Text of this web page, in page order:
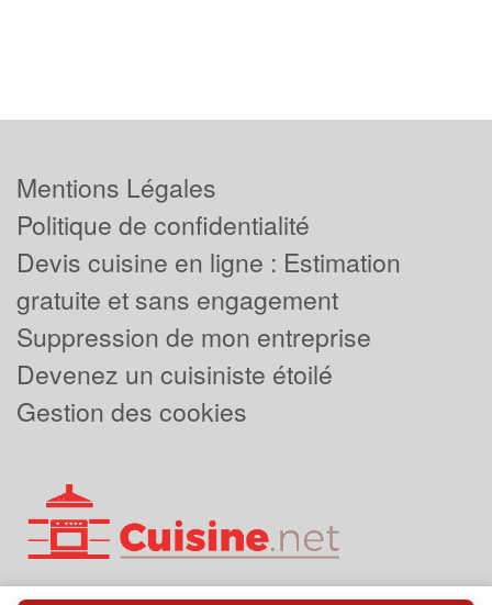
Mentions Légales
Politique de confidentialité
Devis cuisine en ligne : Estimation
gratuite et sans engagement
Suppression de mon entreprise
Devenez un cuisiniste étoilé
Gestion des cookies